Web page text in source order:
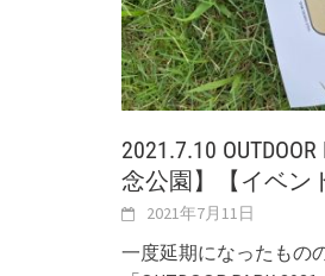
2021.7.10
念公園】【イベン
2021年7月11日
一度延期になったもの